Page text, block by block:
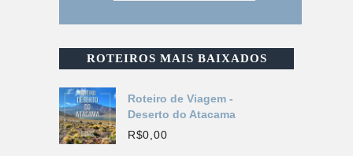
ROTEIROS MAIS BAIXADOS
Roteiro de Viagem -
Deserto do Atacama
R$0,00